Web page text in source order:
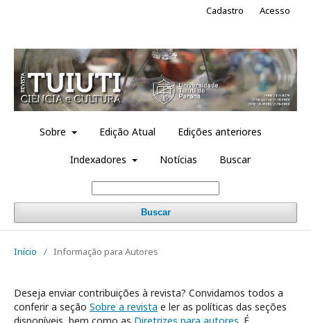
Sobre Edição Atual Edições anteriores
Indexadores Notícias Buscar
Buscar
Cadastro Acesso
Início / Informação para Autores
Deseja enviar contribuições à revista? Convidamos todos a
conferir a seção Sobre a revista e ler as políticas das seções